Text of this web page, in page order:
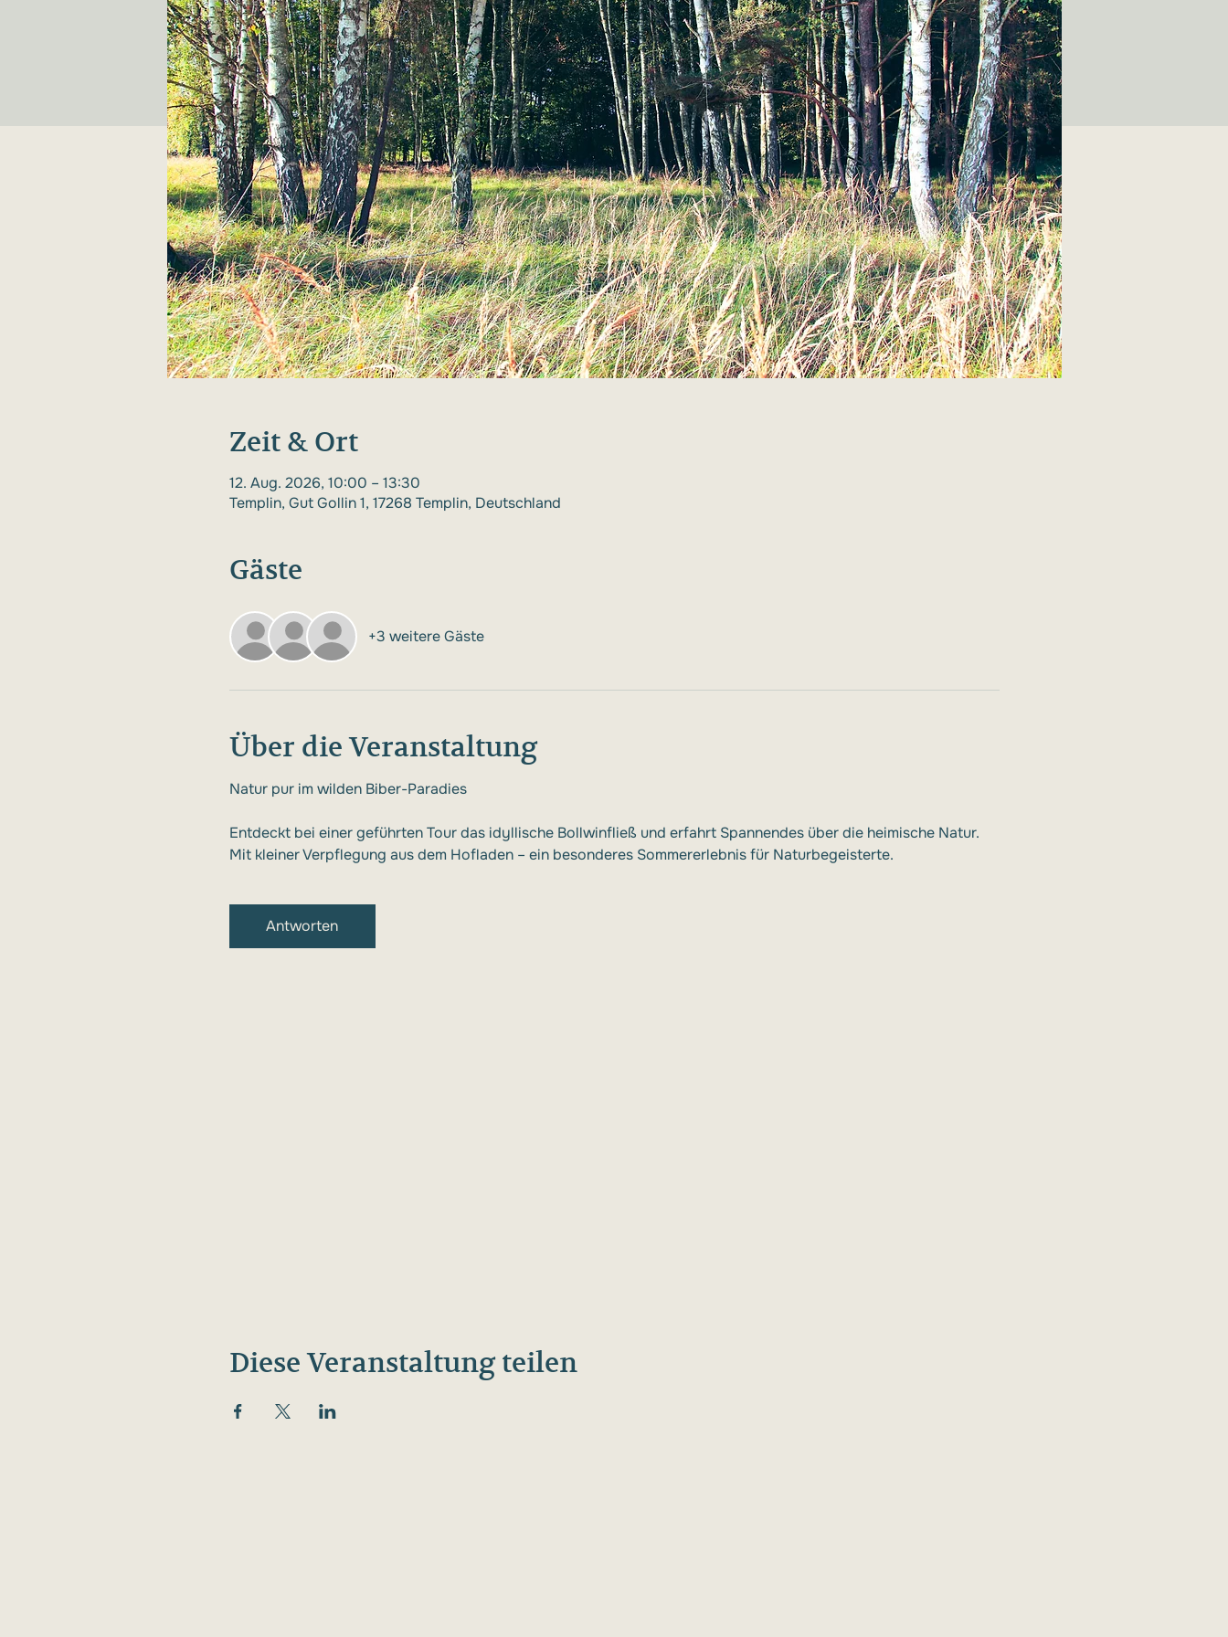
Zeit & Ort
12. Aug. 2026, 10:00 – 13:30
Templin, Gut Gollin 1, 17268 Templin, Deutschland
Gäste
+3 weitere Gäste
Über die Veranstaltung
Natur pur im wilden Biber-Paradies
Entdeckt bei einer geführten Tour das idyllische Bollwinfließ und erfahrt Spannendes über die heimische Natur.
Mit kleiner Verpflegung aus dem Hofladen – ein besonderes Sommererlebnis für Naturbegeisterte.
Antworten
Diese Veranstaltung teilen